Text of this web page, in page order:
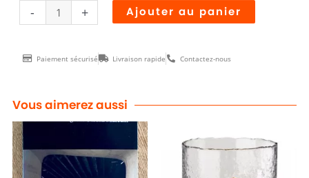
- + Ajouter au panier
Paiement sécurisé Livraison rapide Contactez-nous
Vous aimerez aussi